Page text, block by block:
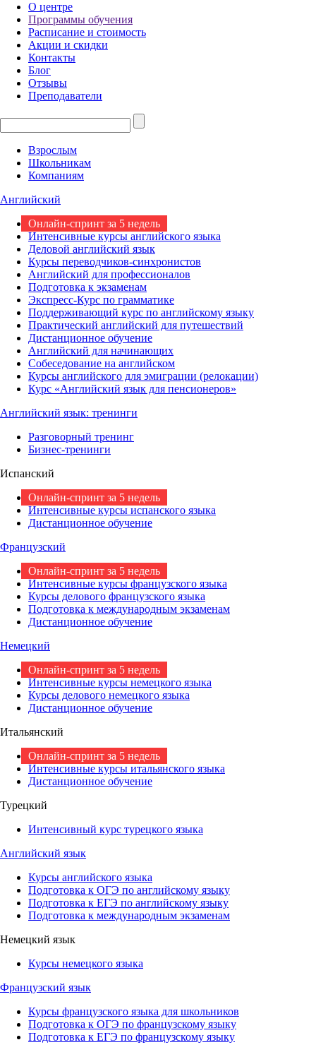
О центре
Программы обучения
Расписание и стоимость
Акции и скидки
Контакты
Блог
Отзывы
Преподаватели
Взрослым
Школьникам
Компаниям
Английский
Онлайн-спринт за 5 недель
Интенсивные курсы английского языка
Деловой английский язык
Курсы переводчиков-синхронистов
Английский для профессионалов
Подготовка к экзаменам
Экспресс-Курс по грамматике
Поддерживающий курс по английскому языку
Практический английский для путешествий
Дистанционное обучение
Английский для начинающих
Собеседование на английском
Курсы английского для эмиграции (релокации)
Курс «Английский язык для пенсионеров»
Английский язык: тренинги
Разговорный тренинг
Бизнес-тренинги
Испанский
Онлайн-спринт за 5 недель
Интенсивные курсы испанского языка
Дистанционное обучение
Французский
Онлайн-спринт за 5 недель
Интенсивные курсы французского языка
Курсы делового французского языка
Подготовка к международным экзаменам
Дистанционное обучение
Немецкий
Онлайн-спринт за 5 недель
Интенсивные курсы немецкого языка
Курсы делового немецкого языка
Дистанционное обучение
Итальянский
Онлайн-спринт за 5 недель
Интенсивные курсы итальянского языка
Дистанционное обучение
Турецкий
Интенсивный курс турецкого языка
Английский язык
Курсы английского языка
Подготовка к ОГЭ по английскому языку
Подготовка к ЕГЭ по английскому языку
Подготовка к международным экзаменам
Немецкий язык
Курсы немецкого языка
Французский язык
Курсы французского языка для школьников
Подготовка к ОГЭ по французскому языку
Подготовка к ЕГЭ по французскому языку